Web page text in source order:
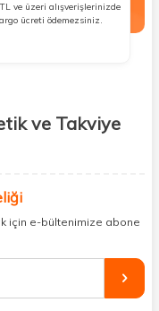
ve üzeri alışverişlerinizde
ücreti ödemezsiniz.
ve Takviye
sizlerle
gerek yok;
ve kapınıza kadar
tamamlayabilir,
edici gıdalara
için e-bültenimize abone